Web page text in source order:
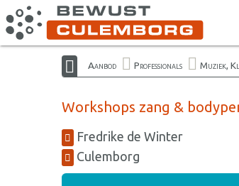
Aanbod Professionals Muziek,
Workshops zang &
Fredrike de Winter
Culemborg